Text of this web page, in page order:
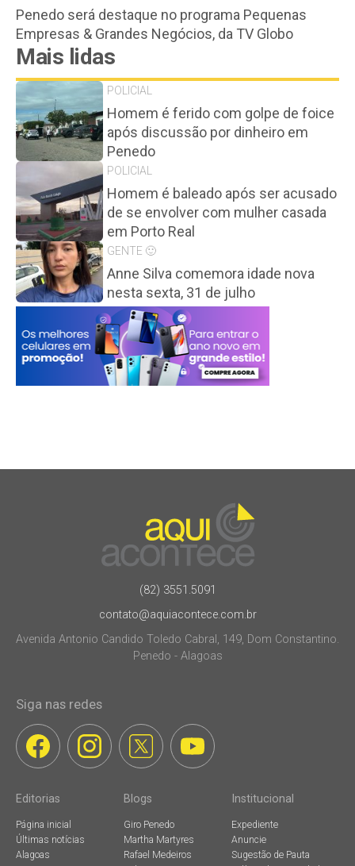
Penedo será destaque no programa Pequenas
Empresas & Grandes Negócios, da TV Globo
Mais lidas
POLICIAL
Homem é ferido com golpe de foice
após discussão por dinheiro em
Penedo
POLICIAL
Homem é baleado após ser acusado
de se envolver com mulher casada
em Porto Real
GENTE 🙂
Anne Silva comemora idade nova
nesta sexta, 31 de julho
(82) 3551.5091
contato@aquiacontece.com.br
Avenida Antonio Candido Toledo Cabral, 149, Dom Constantino.
Penedo - Alagoas
Siga nas redes
Editorias
Página inicial
Últimas notícias
Alagoas
Blogs
Giro Penedo
Martha Martyres
Rafael Medeiros
Institucional
Expediente
Anuncie
Sugestão de Pauta